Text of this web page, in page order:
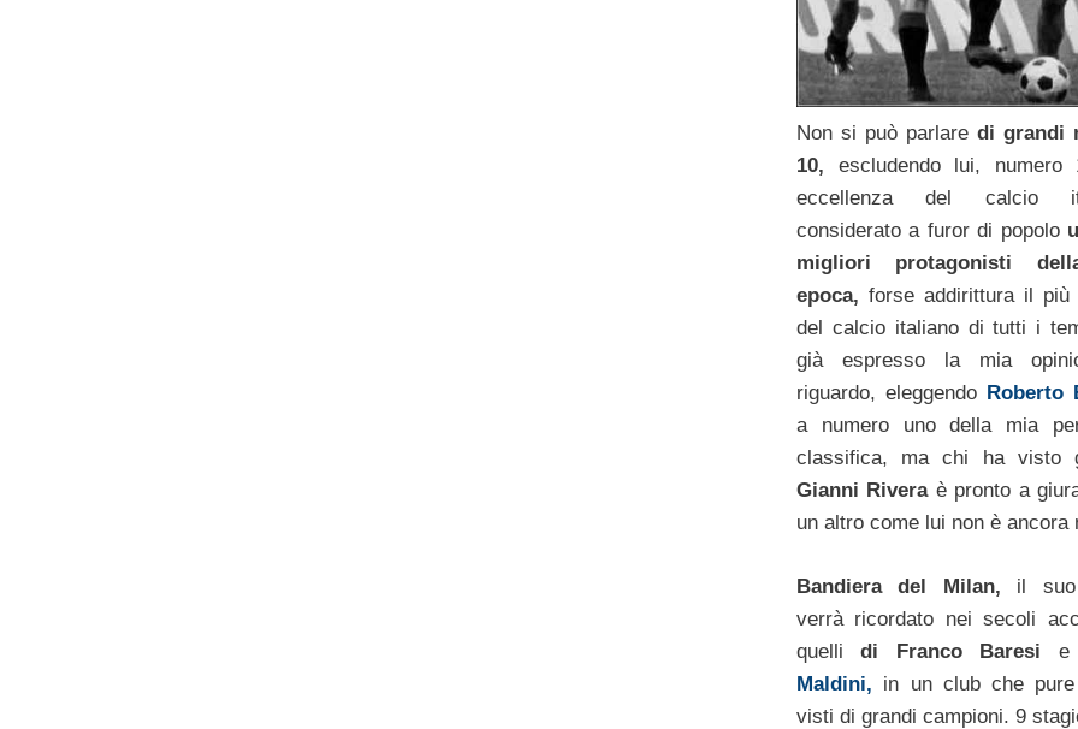
Non si può parlare di grandi
10, escludendo lui, numero
eccellenza del calcio
considerato a furor di popolo
migliori protagonisti
epoca, forse addirittura il più
del calcio italiano di tutti i
già espresso la mia
riguardo, eleggendo Roberto
a numero uno della mia
classifica, ma chi ha visto
Gianni Rivera è pronto a
un altro come lui non è ancora
Bandiera del Milan, il suo
verrà ricordato nei secoli
quellidi Franco Baresi
Maldini, in un club che
visti di grandi campioni. 9